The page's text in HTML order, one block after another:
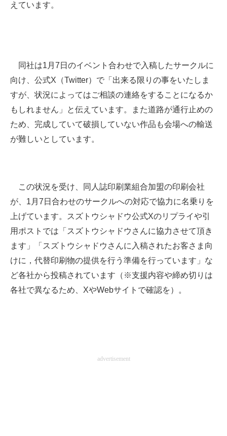
エネルギーの専門メディア
建設×テクノロジーの最前線
ちょっと気になるネットの話題
えています。
同社は1月7日のイベント合わせで入稿したサークルに
向け、公式X（Twitter）で「出来る限りの事をいたしま
すが、状況によってはご相談の連絡をすることになるか
もしれません」と伝えています。また道路が通行止めの
ため、完成していて破損していない作品も会場への輸送
が難しいとしています。
この状況を受け、同人誌印刷業組合加盟の印刷会社
が、1月7日合わせのサークルへの対応で協力に名乗りを
上げています。スズトウシャドウ公式Xのリプライや引
用ポストでは「スズトウシャドウさんに協力させて頂き
ます」「スズトウシャドウさんに入稿されたお客さま向
けに，代替印刷物の提供を行う準備を行っています」な
ど各社から投稿されています（※支援内容や締め切りは
各社で異なるため、XやWebサイトで確認を）。
advertisement